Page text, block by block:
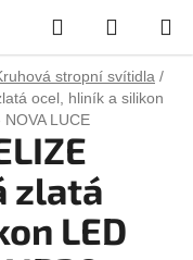
Hledat
KOŠÍK
stropní svítidla /
ocel, hliník a silikon
LUCE
zlatá
LED